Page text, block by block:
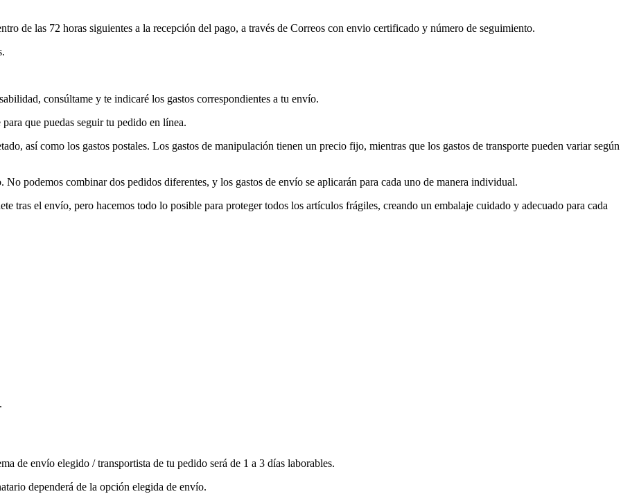
de las 72 horas siguientes a la recepción del pago, a través de Correos con envio certificado y número de seguimiento.
consúltame y te indicaré los gastos correspondientes a tu envío.
que puedas seguir tu pedido en línea.
así como los gastos postales. Los gastos de manipulación tienen un precio fijo, mientras que los gastos de transporte pueden variar según
podemos combinar dos pedidos diferentes, y los gastos de envío se aplicarán para cada uno de manera individual.
tras el envío, pero hacemos todo lo posible para proteger todos los artículos frágiles, creando un embalaje cuidado y adecuado para cada
de envío elegido / transportista de tu pedido será de 1 a 3 días laborables.
dependerá de la opción elegida de envío.